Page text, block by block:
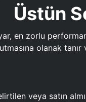
Üstün
en zorlu
olanak
veya satın